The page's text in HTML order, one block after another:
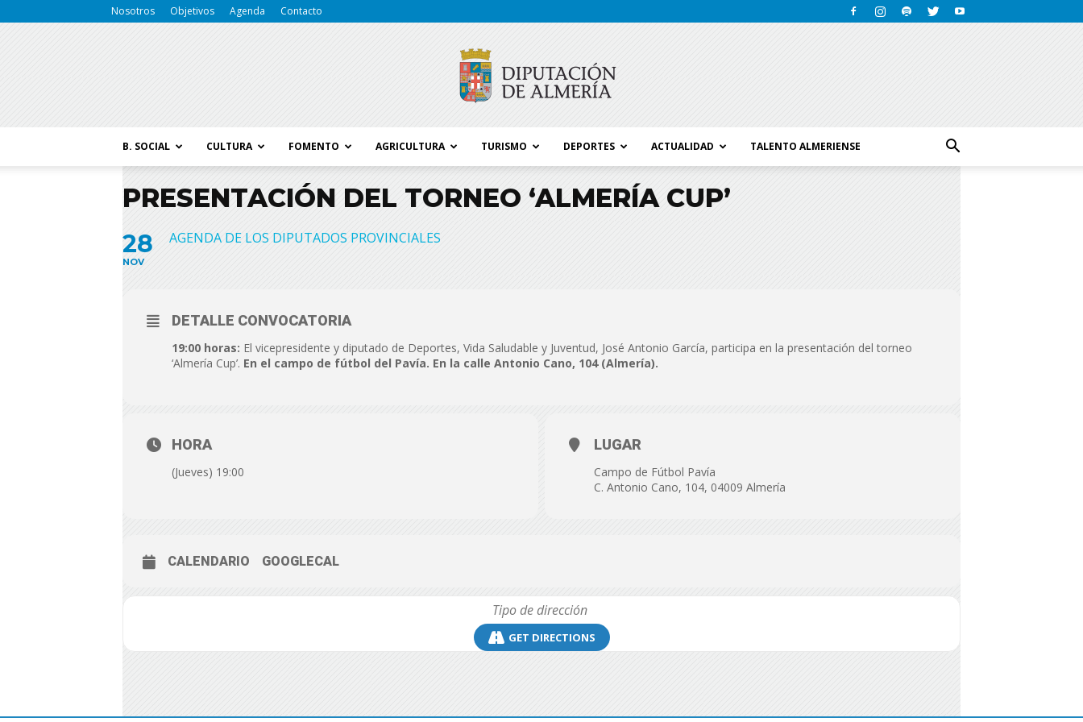
Nosotros Objetivos Agenda Contacto
de
B. SOCIAL CULTURA FOMENTO AGRICULTURA TURISMO DEPORTES ACTUALIDAD TALENTO ALMERIENSE
PRESENTACIÓN DEL TORNEO ‘ALMERÍA CUP’
28
NOV
AGENDA DE LOS DIPUTADOS PROVINCIALES
DETALLE CONVOCATORIA
19:00 horas: El vicepresidente y diputado de Deportes, Vida Saludable y Juventud, José Antonio García, participa en la presentación del torneo
‘Almería Cup’. En el campo de fútbol del Pavía. En la calle Antonio Cano, 104 (Almería).
HORA
(Jueves) 19:00
LUGAR
Campo de Fútbol Pavía
C. Antonio Cano, 104, 04009 Almería
CALENDARIO GOOGLECAL
GET DIRECTIONS